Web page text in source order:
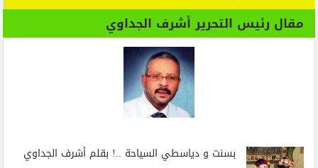
مقال رئيس التحرير أشرف الجداوي
بسنت و دياسطي السياحة ..! بقلم أشرف الجداوي